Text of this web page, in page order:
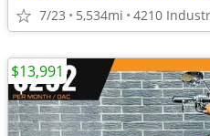
7/23 5,534mi
$13,991